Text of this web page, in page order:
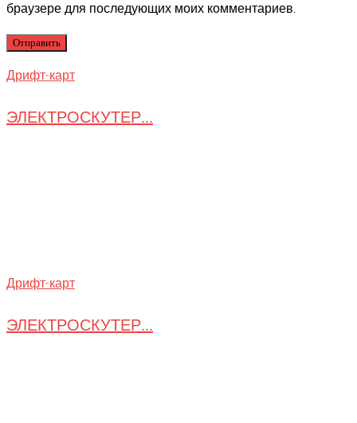
браузере для последующих моих комментариев.
Дрифт-карт
ЭЛЕКТРОСКУТЕР...
Дрифт-карт
ЭЛЕКТРОСКУТЕР...